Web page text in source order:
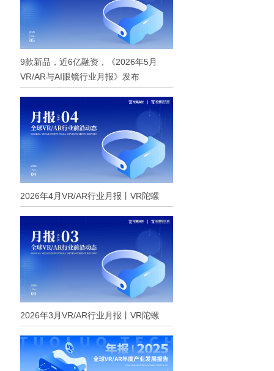
9款新品，近6亿融资，《2026年5月
VR/AR与AI眼镜行业月报》发布
2026年4月VR/AR行业月报丨VR陀螺
2026年3月VR/AR行业月报丨VR陀螺